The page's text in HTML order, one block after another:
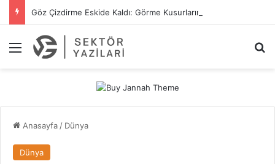
Menü
Anasayfa/ Dünya
Dünya